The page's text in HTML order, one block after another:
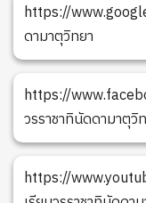
https://
ดามาตุวิทยา
https://
วรราชาทินัดดามาตุ
https://